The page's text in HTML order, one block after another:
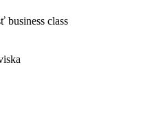
business class